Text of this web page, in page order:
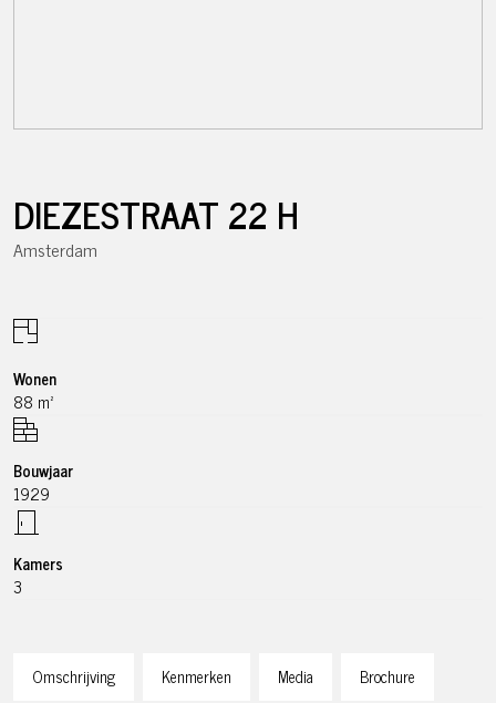
DIEZESTRAAT22 H
Amsterdam
Omschrijving Kenmerken Media Brochure
Wonen
88 m²
Bouwjaar
1929
Kamers
3